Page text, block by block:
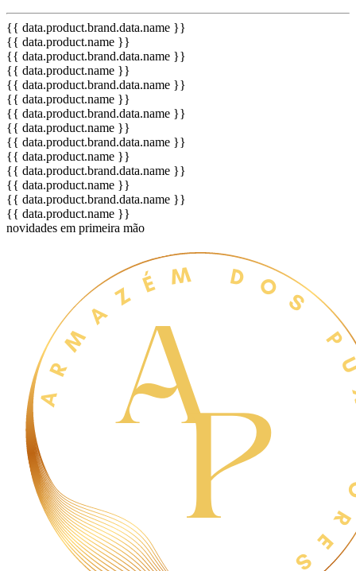
{{ data.product.brand.data.name }}
{{ data.product.name }}
{{ data.product.brand.data.name }}
{{ data.product.name }}
{{ data.product.brand.data.name }}
{{ data.product.name }}
{{ data.product.brand.data.name }}
{{ data.product.name }}
{{ data.product.brand.data.name }}
{{ data.product.name }}
{{ data.product.brand.data.name }}
{{ data.product.name }}
{{ data.product.brand.data.name }}
{{ data.product.name }}
novidades em primeira mão